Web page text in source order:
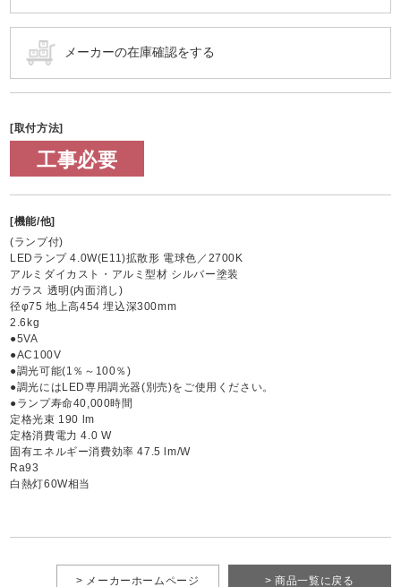
[取付方法]
工事必要
[機能/他]
(ランプ付)
LEDランプ 4.0W(E11)拡散形 電球色／2700K
アルミダイカスト・アルミ型材 シルバー塗装
ガラス 透明(内面消し)
径φ75 地上高454 埋込深300mm
2.6kg
●5VA
●AC100V
●調光可能(1％～100％)
●調光にはLED専用調光器(別売)をご使用ください。
●ランプ寿命40,000時間
定格光束 190 lm
定格消費電力 4.0 W
固有エネルギー消費効率 47.5 lm/W
Ra93
白熱灯60W相当
> 商品一覧に戻る
> メーカーホームページ